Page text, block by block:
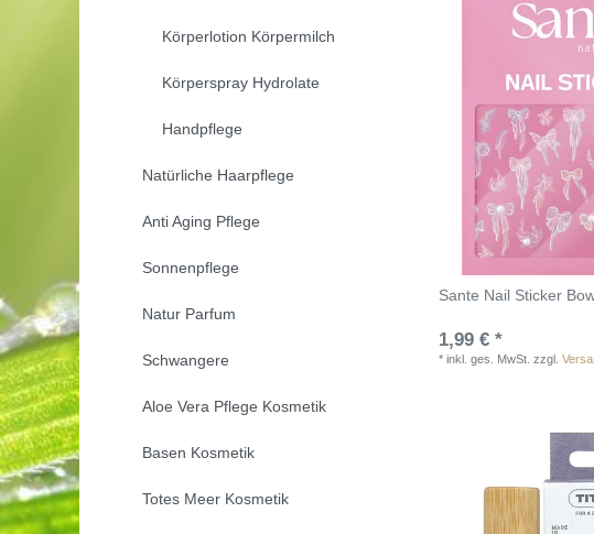
Körperlotion Körpermilch
Körperspray Hydrolate
Handpflege
Natürliche Haarpflege
Anti Aging Pflege
Sonnenpflege
Natur Parfum
Schwangere
Aloe Vera Pflege Kosmetik
Basen Kosmetik
Totes Meer Kosmetik
Sante Nail Sticker
1,99 € *
*inkl. ges. MwSt. zzgl.